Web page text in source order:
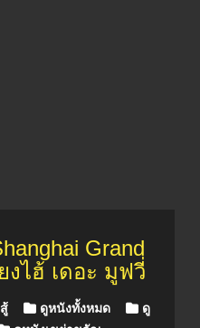
Grand
งไฮ้ เดอะ มูฟวี่
ดูหนังทั้งหมด
ดู